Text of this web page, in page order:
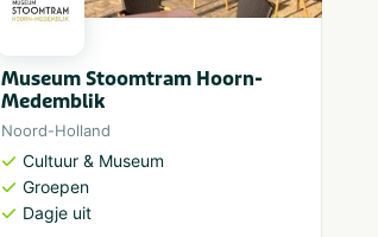
Museum Stoomtram Hoorn-
Medemblik
Noord-Holland
Cultuur & Museum
Groepen
Dagje uit